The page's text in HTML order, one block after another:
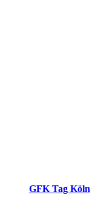
GFK Tag Köln